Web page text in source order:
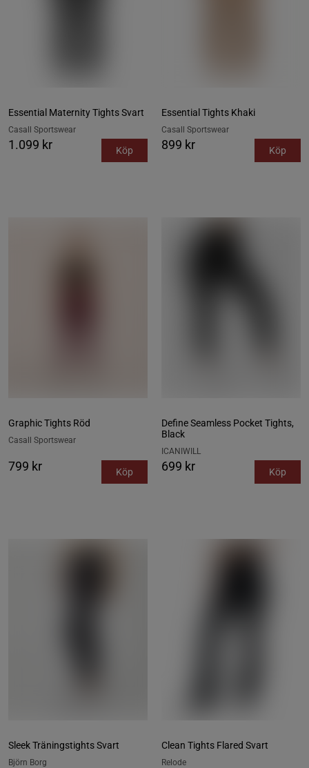
Essential Maternity Tights Svart
Casall Sportswear
1.099 kr Köp
Essential Tights Khaki
Casall Sportswear
899 kr Köp
Graphic Tights Röd
Casall Sportswear
799 kr Köp
Define Seamless Pocket Tights,
Black
ICANIWILL
699 kr Köp
Sleek Träningstights Svart
Björn Borg
Clean Tights Flared Svart
Relode